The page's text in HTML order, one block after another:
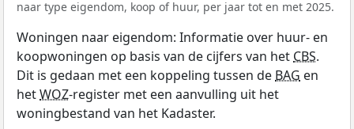
naar type eigendom, koop of huur, per jaar tot en met 2025.
Woningen naar eigendom: Informatie over huur- en
koopwoningen op basis van de cijfers van het CBS.
Dit is gedaan met een koppeling tussen de BAG en
hetWOZ-register met een aanvulling uit het
woningbestand van het Kadaster.